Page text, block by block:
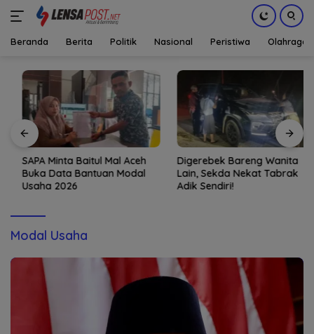
konten
Beranda Berita Politik Nasional Peristiwa Olahraga
SAPA Minta Baitul Mal Aceh
Buka Data Bantuan Modal
Usaha 2026
Digerebek Bareng Wanita
Lain, Sekda Nekat Tabrak
Adik Sendiri!
Modal Usaha